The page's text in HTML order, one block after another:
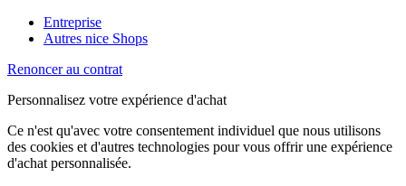
Entreprise
Autres nice Shops
Renoncer au contrat
Personnalisez votre expérience d'achat
Ce n'est qu'avec votre consentement individuel que nous utilisons
des cookies et d'autres technologies pour vous offrir une expérience
d'achat personnalisée.